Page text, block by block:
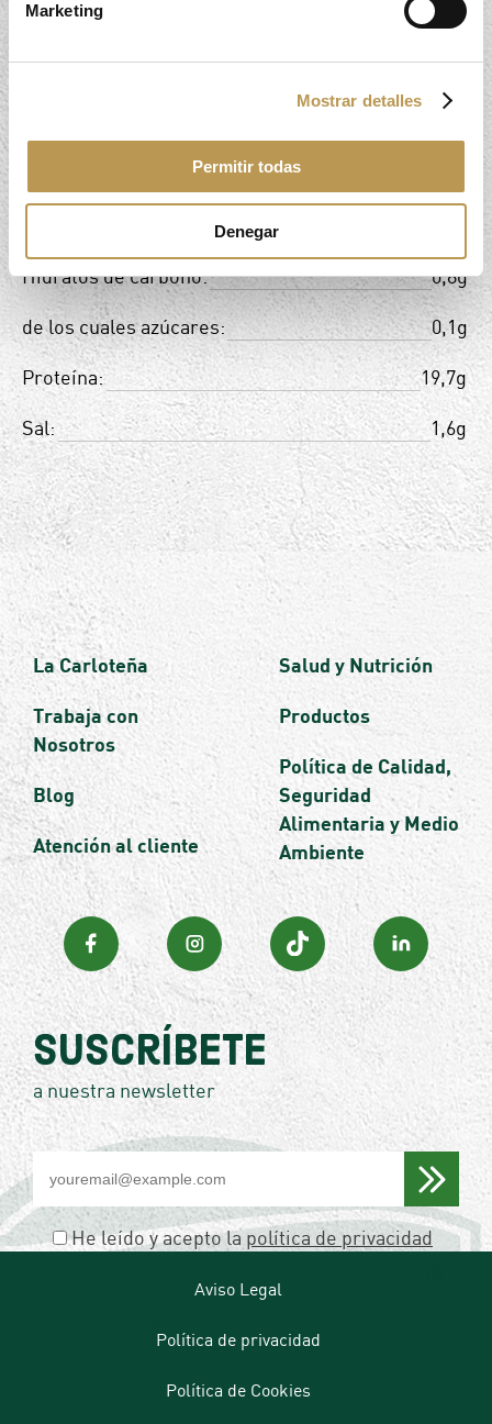
Marketing
Mostrar detalles
Permitir todas
Denegar
INGREDIENTES
de las cuales saturadas:
Hidratos de carbono: 0,8g
de los cuales azúcares: 0,1g
Proteína: 19,7g
Sal: 1,6g
La Carloteña
Trabaja con
Nosotros
Blog
Atención al cliente
Salud y Nutrición
Productos
Política de Calidad,
Seguridad
Alimentaria y Medio
Ambiente
Suscríbete
a nuestra newsletter
Por
deja
este
campo
He leído y acepto lapolítica de privacidad
Aviso Legal
Política de privacidad
Política de Cookies